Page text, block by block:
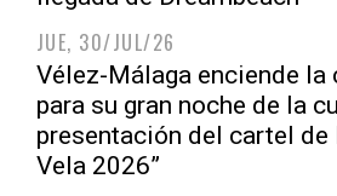
JUE, 30/JUL/26
Vélez-Málaga enciende la
para su gran noche de la
presentación del cartel de
Vela 2026”